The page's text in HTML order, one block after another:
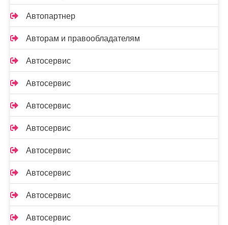
Автопартнер
Авторам и правообладателям
Автосервис
Автосервис
Автосервис
Автосервис
Автосервис
Автосервис
Автосервис
Автосервис